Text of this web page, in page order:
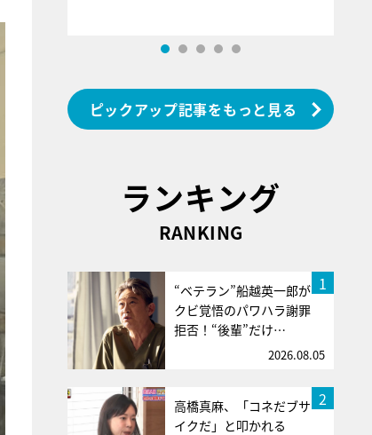
ピックアップ記事をもっと見る
ランキング
RANKING
1
“ベテラン”船越英一郎が
クビ覚悟のパワハラ謝罪
拒否！“後輩”だけ…
2026.08.05
2
高橋真麻、「コネだブサ
イクだ」と叩かれる